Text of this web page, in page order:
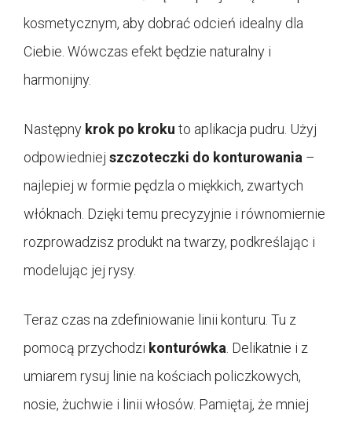
kosmetycznym, aby dobrać odcień idealny dla
Ciebie. Wówczas efekt będzie naturalny i
harmonijny.
Następny krok po kroku to aplikacja pudru. Użyj
odpowiedniej szczoteczki do konturowania –
najlepiej w formie pędzla o miękkich, zwartych
włóknach. Dzięki temu precyzyjnie i równomiernie
rozprowadzisz produkt na twarzy, podkreślając i
modelując jej rysy.
Teraz czas na zdefiniowanie linii konturu. Tu z
pomocą przychodzi konturówka . Delikatnie i z
umiarem rysuj linie na kościach policzkowych,
nosie, żuchwie i linii włosów. Pamiętaj, że mniej